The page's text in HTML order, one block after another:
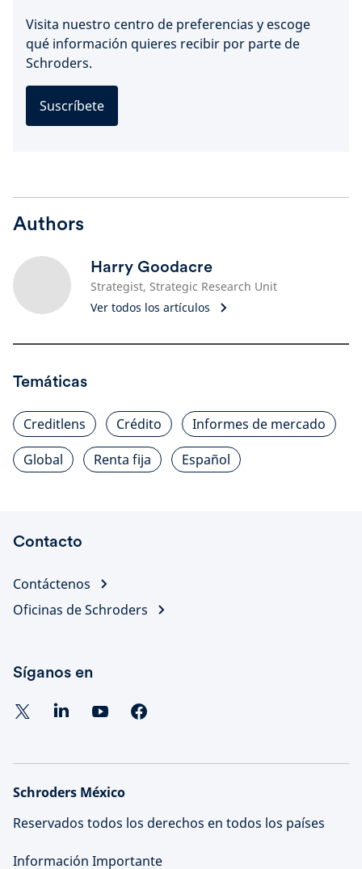
Visita nuestro centro de preferencias y escoge
qué información quieres recibir por parte de
Schroders.
Suscríbete
Authors
Harry Goodacre
Strategist, Strategic Research Unit
Ver todos los artículos
Temáticas
Creditlens Crédito
Informes de mercado
Global
Renta fija Español
Contacto
Contáctenos
Oficinas de Schroders
Síganos en
Schroders México
Reservados todos los derechos en todos los países
Información Importante